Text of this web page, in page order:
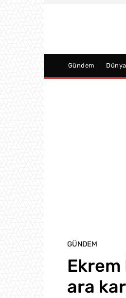
Gündem Dünya
GÜNDEM
Ekrem
ara